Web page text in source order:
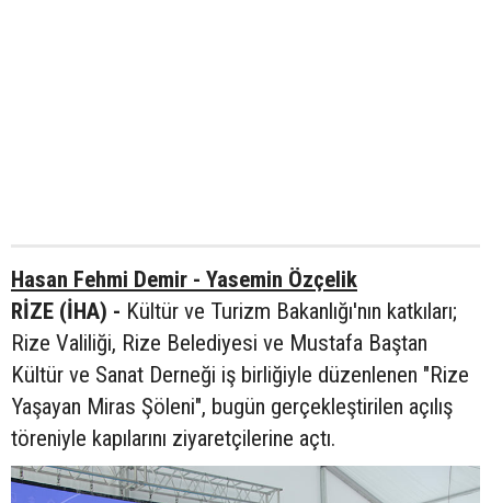
Hasan Fehmi Demir - Yasemin Özçelik
RİZE (İHA) - Kültür ve Turizm Bakanlığı'nın katkıları;
Rize Valiliği, Rize Belediyesi ve Mustafa Baştan
Kültür ve Sanat Derneği iş birliğiyle düzenlenen "Rize
Yaşayan Miras Şöleni", bugün gerçekleştirilen açılış
töreniyle kapılarını ziyaretçilerine açtı.